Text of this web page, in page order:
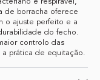
de borracha oferece
o ajuste perfeito e a
do fecho.
controlo das
prática de equitação.